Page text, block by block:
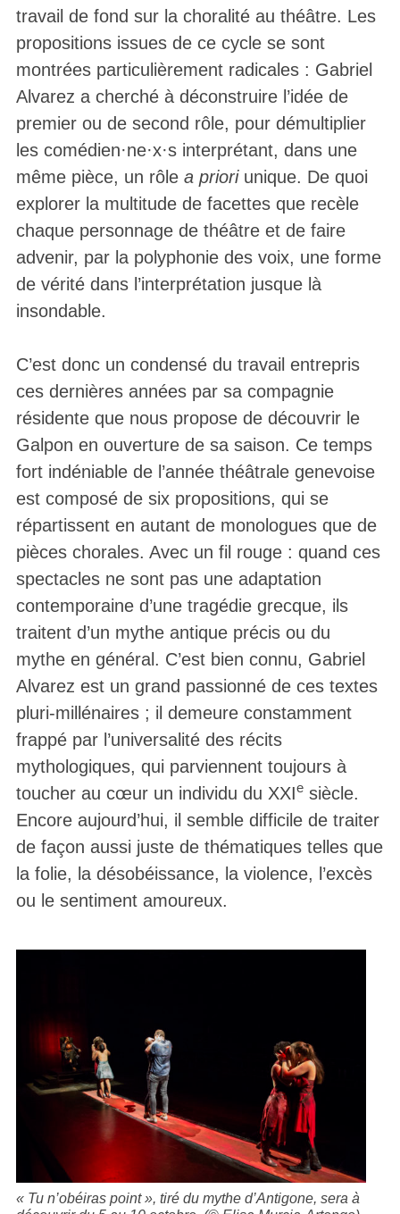
travail de fond sur la choralité au théâtre. Les
propositions issues de ce cycle se sont
montrées particulièrement radicales : Gabriel
Alvarez a cherché à déconstruire l’idée de
premier ou de second rôle, pour démultiplier
les comédien·ne·x·s interprétant, dans une
même pièce, un rôle a priori unique. De quoi
explorer la multitude de facettes que recèle
chaque personnage de théâtre et de faire
advenir, par la polyphonie des voix, une forme
de vérité dans l’interprétation jusque là
insondable.
C’est donc un condensé du travail entrepris
ces dernières années par sa compagnie
résidente que nous propose de découvrir le
Galpon en ouverture de sa saison. Ce temps
fort indéniable de l’année théâtrale genevoise
est composé de six propositions, qui se
répartissent en autant de monologues que de
pièces chorales. Avec un fil rouge : quand ces
spectacles ne sont pas une adaptation
contemporaine d’une tragédie grecque, ils
traitent d’un mythe antique précis ou du
mythe en général. C’est bien connu, Gabriel
Alvarez est un grand passionné de ces textes
pluri-millénaires ; il demeure constamment
frappé par l’universalité des récits
mythologiques, qui parviennent toujours à
toucher au cœur un individu du XXIesiècle.
Encore aujourd’hui, il semble difficile de traiter
de façon aussi juste de thématiques telles que
la folie, la désobéissance, la violence, l’excès
ou le sentiment amoureux.
« Tu n’obéiras point », tiré du mythe d’Antigone, sera à